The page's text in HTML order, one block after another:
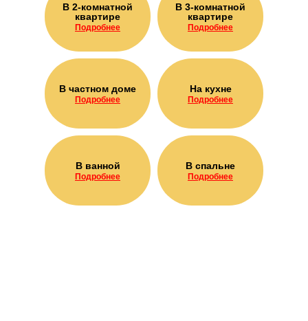
В 2-комнатной
квартире
Подробнее
В 3-комнатной
квартире
Подробнее
В частном доме
Подробнее
На кухне
Подробнее
В ванной
Подробнее
В спальне
Подробнее